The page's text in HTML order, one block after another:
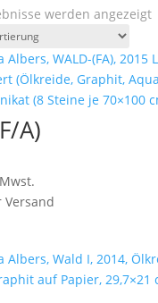
werden angezeigt
A)
Versand